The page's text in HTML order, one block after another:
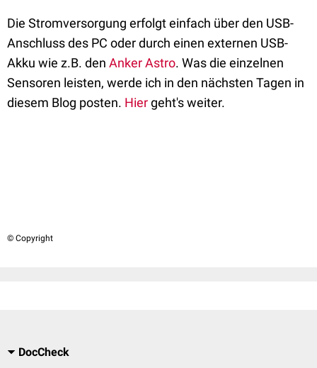
Die Stromversorgung erfolgt einfach über den USB-
Anschluss des PC oder durch einen externen USB-
Akku wie z.B. den Anker Astro. Was die einzelnen
Sensoren leisten, werde ich in den nächsten Tagen in
diesem Blog posten. Hiergeht's weiter.
© Copyright
DocCheck